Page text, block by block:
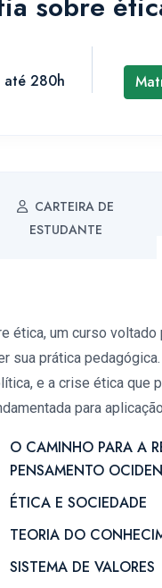
até 280h
CARTEIRA DE
ESTUDANTE
um curso voltado
sua prática
e a crise ética que
para
O CAMINHO PARA A
PENSAMENTO
ÉTICA E SOCIEDADE
TEORIA DO
SISTEMA DE VALORES